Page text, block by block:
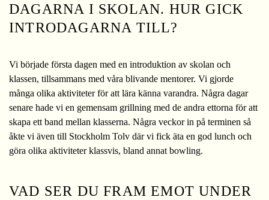
DAGARNA I SKOLAN. HUR GICK
INTRODAGARNA TILL?
Vi började första dagen med en introduktion av skolan och
klassen, tillsammans med våra blivande mentorer. Vi gjorde
många olika aktiviteter för att lära känna varandra. Några dagar
senare hade vi en gemensam grillning med de andra ettorna för att
skapa ett band mellan klasserna. Några veckor in på terminen så
åkte vi även till Stockholm Tolv där vi fick äta en god lunch och
göra olika aktiviteter klassvis, bland annat bowling.
VAD SER DU FRAM EMOT UNDER